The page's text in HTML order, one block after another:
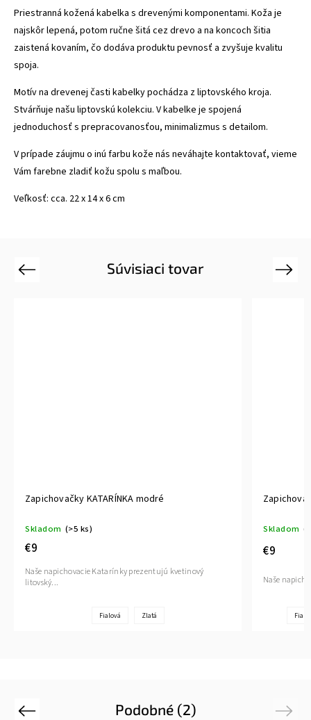
Priestranná kožená kabelka s drevenými komponentami. Koža je
najskôr lepená, potom ručne šitá cez drevo a na koncoch šitia
zaistená kovaním, čo dodáva produktu pevnosť a zvyšuje kvalitu
spoja.
Motív na drevenej časti kabelky pochádza z liptovského kroja.
Stvárňuje našu liptovskú kolekciu. V kabelke je spojená
jednoduchosť s prepracovanosťou, minimalizmus s detailom.
V prípade záujmu o inú farbu kože nás neváhajte kontaktovať, vieme
Vám farebne zladiť kožu spolu s maľbou.
Veľkosť: cca. 22 x 14 x 6 cm
Súvisiaci tovar
Previous
Zapichovačky KATARÍNKA modré
Skladom (>5 ks)
€9
Naše napichovacie Katarínky prezentujú kvetinový
litovský...
Fialová Zlatá
Skladom
€9
Naše
Next
Podobné (2)
Previous Next